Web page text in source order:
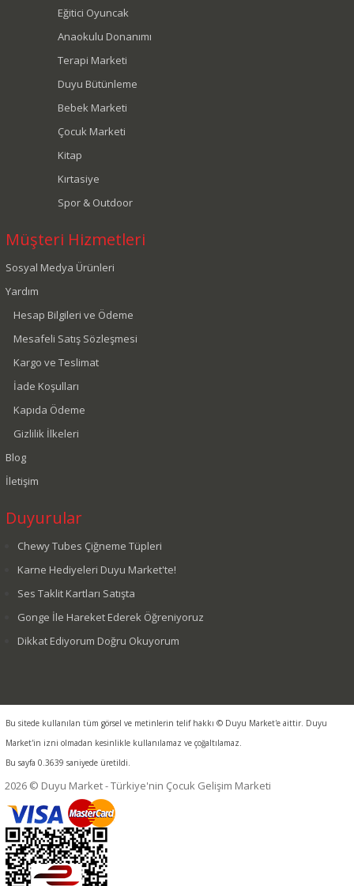
Eğitici Oyuncak
Anaokulu Donanımı
Terapi Marketi
Duyu Bütünleme
Bebek Marketi
Çocuk Marketi
Kitap
Kırtasiye
Spor & Outdoor
Müşteri Hizmetleri
Sosyal Medya Ürünleri
Yardım
Hesap Bilgileri ve Ödeme
Mesafeli Satış Sözleşmesi
Kargo ve Teslimat
İade Koşulları
Kapıda Ödeme
Gizlilik İlkeleri
Blog
İletişim
Duyurular
Chewy Tubes Çiğneme Tüpleri
Karne Hediyeleri Duyu Market'te!
Ses Taklit Kartları Satışta
Gonge İle Hareket Ederek Öğreniyoruz
Dikkat Ediyorum Doğru Okuyorum
Bu sitede kullanılan tüm görsel ve metinlerin telif hakkı © Duyu Market'e aittir. Duyu
Market'in izni olmadan kesinlikle kullanılamaz ve çoğaltılamaz.
Bu sayfa 0.3639 saniyede üretildi.
2026 © Duyu Market - Türkiye'nin Çocuk Gelişim Marketi